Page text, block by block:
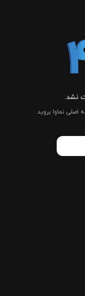
نشد.
اصلی نماوا بروید.